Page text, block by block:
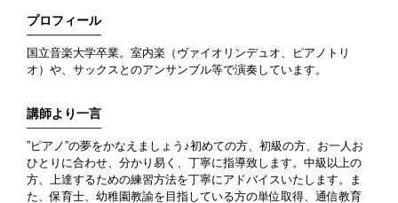
プロフィール
国立音楽大学卒業。室内楽（ヴァイオリンデュオ、ピアノトリ
オ）や、サックスとのアンサンブル等で演奏しています。
講師より一言
”ピアノ”の夢をかなえましょう♪初めての方、初級の方、お一人お
ひとりに合わせ、分かり易く、丁寧に指導致します。中級以上の
方、上達するための練習方法を丁寧にアドバイスいたします。ま
た、保育士、幼稚園教諭を目指している方の単位取得、通信教育